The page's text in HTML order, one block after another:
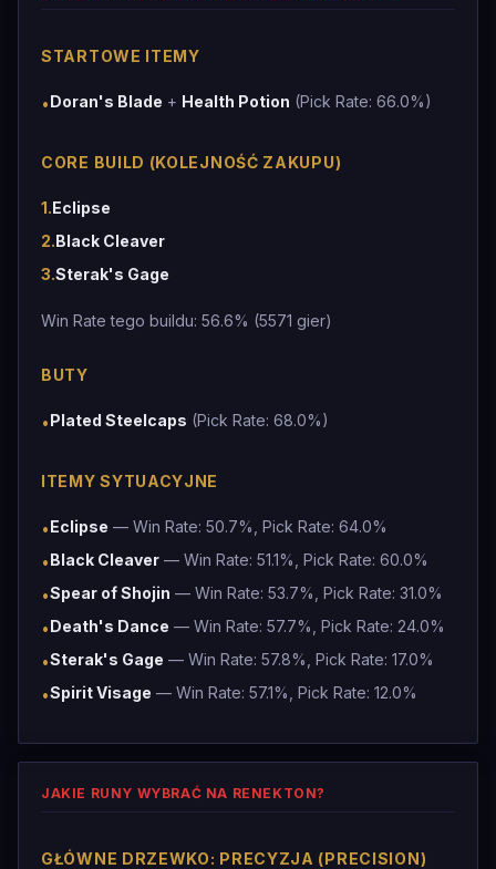
STARTOWE ITEMY
•Doran's Blade + Health Potion (Pick Rate: 66.0%)
CORE BUILD (KOLEJNOŚĆ ZAKUPU)
1.Eclipse
2.Black Cleaver
3.Sterak's Gage
Win Rate tego buildu: 56.6% (5571 gier)
BUTY
•Plated Steelcaps (Pick Rate: 68.0%)
ITEMY SYTUACYJNE
•Eclipse — Win Rate: 50.7%, Pick Rate: 64.0%
•Black Cleaver — Win Rate: 51.1%, Pick Rate: 60.0%
•Spear of Shojin — Win Rate: 53.7%, Pick Rate: 31.0%
•Death's Dance — Win Rate: 57.7%, Pick Rate: 24.0%
•Sterak's Gage — Win Rate: 57.8%, Pick Rate: 17.0%
•Spirit Visage — Win Rate: 57.1%, Pick Rate: 12.0%
JAKIE RUNY WYBRAĆ NA RENEKTON?
GŁÓWNE DRZEWKO: PRECYZJA (PRECISION)